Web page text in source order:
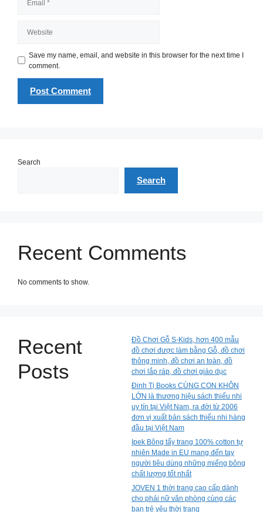
Save my name, email, and website in this browser for the next time I
comment.
Search
Search
Recent Comments
No comments to show.
Recent
Posts
Đồ Chơi Gỗ S-Kids, hơn 400 mẫu
đồ chơi được làm bằng Gỗ, đồ chơi
thông minh, đồ chơi an toàn, đồ
chơi lắp ráp, đồ chơi giáo dục
Đinh Tị Books CÙNG CON KHÔN
LỚN là thương hiệu sách thiếu nhi
uy tín tại Việt Nam, ra đời từ 2006
đơn vị xuất bản sách thiếu nhi hàng
đầu tại Việt Nam
Ipek Bông tẩy trang 100% cotton tự
nhiên Made in EU mang đến tay
người tiêu dùng những miếng bông
chất lượng tốt nhất
JOVEN 1 thời trang cao cấp dành
cho phái nữ văn phòng cùng các
bạn trẻ yêu thời trang